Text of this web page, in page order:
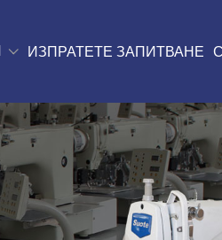
ИЗПРАТЕТЕ ЗАПИТВАНЕ